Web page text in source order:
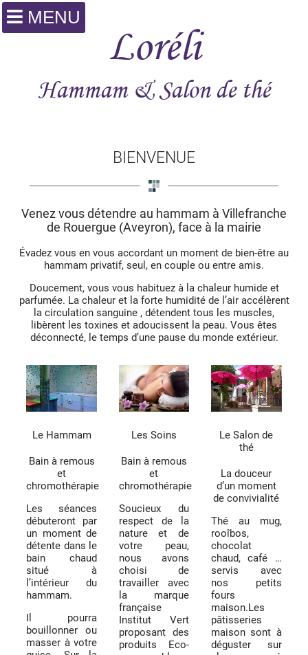
MENU
Loréli
Hammam & Salon de thé
BIENVENUE
Venez vous détendre au hammam à Villefranche
de Rouergue (Aveyron), face à la mairie
Évadez vous en vous accordant un moment de bien-être au
hammam privatif, seul, en couple ou entre amis.
Doucement, vous vous habituez à la chaleur humide et
parfumée. La chaleur et la forte humidité de l’air accélèrent
la circulation sanguine , détendent tous les muscles,
libèrent les toxines et adoucissent la peau. Vous êtes
déconnecté, le temps d’une pause du monde extérieur.
Le Hammam
Bain à remous
et
chromothérapie
Les séances
débuteront par
un moment de
détente dans le
bain chaud
situé à
l’intérieur du
hammam.
Il pourra
bouillonner ou
masser à votre
Les Soins
Bain à remous
et
chromothérapie
Soucieux du
respect de la
nature et de
votre peau,
nous avons
choisi de
travailler avec
la marque
française
Institut Vert
proposant des
produits Eco-
Le Salon de
thé
La douceur
d’un moment
de convivialité
Thé au mug,
rooîbos,
chocolat
chaud, café …
servis avec
nos petits
fours
maison.Les
pâtisseries
maison sont à
déguster sur